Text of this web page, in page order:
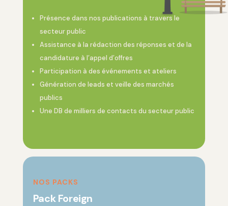
Présence dans nos publications à travers le
secteur public
Assistance à la rédaction des réponses et de la
candidature à l’appel d’offres
Participation à des événements et ateliers
Génération de leads et veille des marchés
publics
Une DB de milliers de contacts du secteur public
NOS PACKS
Pack Foreign